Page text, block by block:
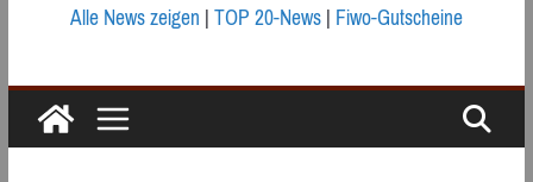
Alle News zeigen|TOP 20-News|Fiwo-Gutscheine